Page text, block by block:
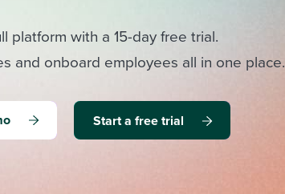
platform with a 15-day free trial.
and onboard employees all in one place.
Start a free trial